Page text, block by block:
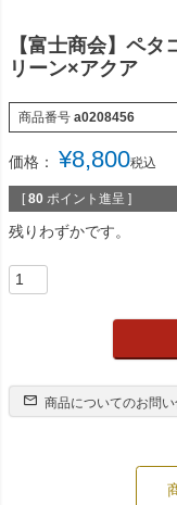
【富士商会】ペ
リーン×アクア
商品番号 a0208456
価格： ¥8,800税込
[ 80 ポイント進呈 ]
残りわずかです。
商品についてのお問